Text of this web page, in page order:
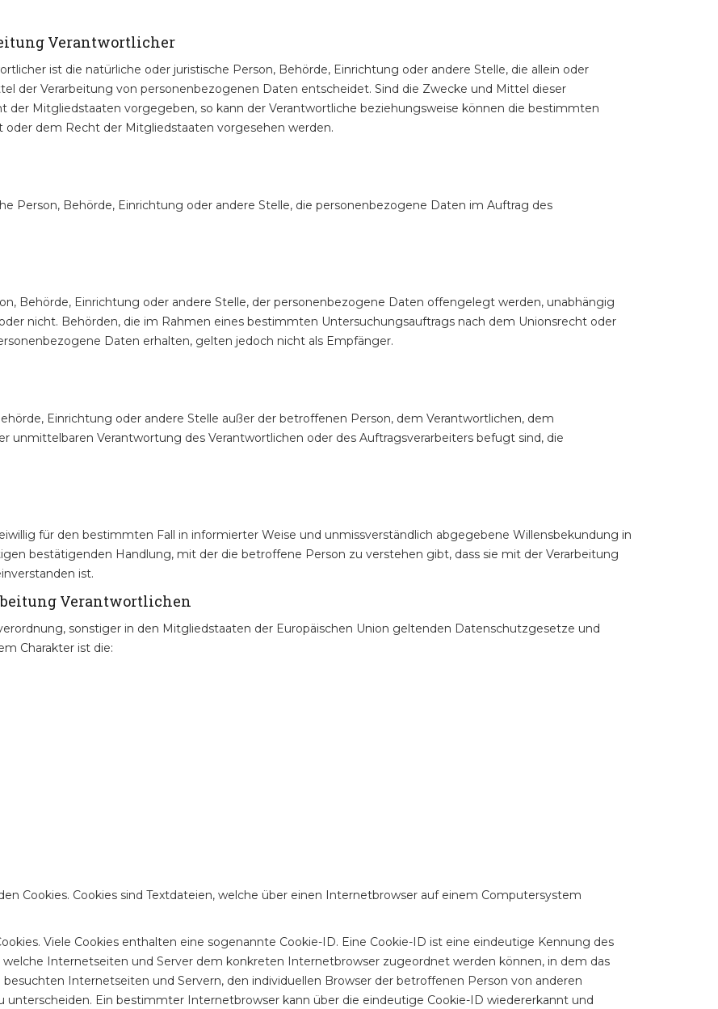
Verantwortlicher
ist die natürliche oder juristische Person, Behörde, Einrichtung oder andere Stelle, die allein oder
der Verarbeitung von personenbezogenen Daten entscheidet. Sind die Zwecke und Mittel dieser
der Mitgliedstaaten vorgegeben, so kann der Verantwortliche beziehungsweise können die bestimmten
dem Recht der Mitgliedstaaten vorgesehen werden.
Person, Behörde, Einrichtung oder andere Stelle, die personenbezogene Daten im Auftrag des
Behörde, Einrichtung oder andere Stelle, der personenbezogene Daten offengelegt werden, unabhängig
nicht. Behörden, die im Rahmen eines bestimmten Untersuchungsauftrags nach dem Unionsrecht oder
Daten erhalten, gelten jedoch nicht als Empfänger.
Einrichtung oder andere Stelle außer der betroffenen Person, dem Verantwortlichen, dem
unmittelbaren Verantwortung des Verantwortlichen oder des Auftragsverarbeiters befugt sind, die
für den bestimmten Fall in informierter Weise und unmissverständlich abgegebene Willensbekundung in
bestätigenden Handlung, mit der die betroffene Person zu verstehen gibt, dass sie mit der Verarbeitung
ist.
Verantwortlichen
sonstiger in den Mitgliedstaaten der Europäischen Union geltenden Datenschutzgesetze und
Charakter ist die:
Cookies. Cookies sind Textdateien, welche über einen Internetbrowser auf einem Computersystem
Viele Cookies enthalten eine sogenannte Cookie-ID. Eine Cookie-ID ist eine eindeutige Kennung des
welche Internetseiten und Server dem konkreten Internetbrowser zugeordnet werden können, in dem das
Internetseiten und Servern, den individuellen Browser der betroffenen Person von anderen
unterscheiden. Ein bestimmter Internetbrowser kann über die eindeutige Cookie-ID wiedererkannt und